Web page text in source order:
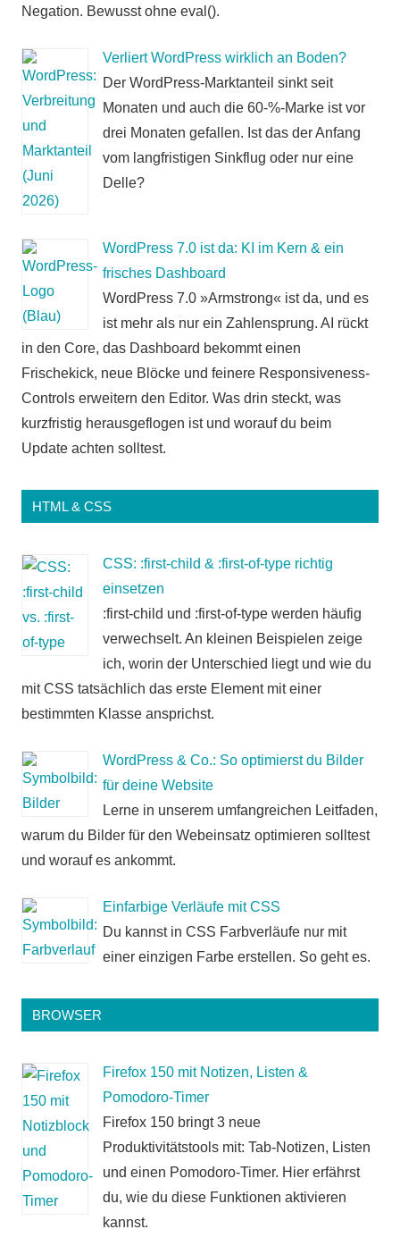
Negation. Bewusst ohne eval().
Verliert WordPress wirklich an Boden?
Der WordPress-Marktanteil sinkt seit
Monaten und auch die 60-%-Marke ist vor
drei Monaten gefallen. Ist das der Anfang
vom langfristigen Sinkflug oder nur eine
Delle?
WordPress 7.0 ist da: KI im Kern & ein
frisches Dashboard
WordPress 7.0 »Armstrong« ist da, und es
ist mehr als nur ein Zahlensprung. AI rückt
in den Core, das Dashboard bekommt einen
Frischekick, neue Blöcke und feinere Responsiveness-
Controls erweitern den Editor. Was drin steckt, was
kurzfristig herausgeflogen ist und worauf du beim
Update achten solltest.
HTML & CSS
CSS: :first-child & :first-of-type richtig
einsetzen
:first-child und :first-of-type werden häufig
verwechselt. An kleinen Beispielen zeige
ich, worin der Unterschied liegt und wie du
mit CSS tatsächlich das erste Element mit einer
bestimmten Klasse ansprichst.
WordPress & Co.: So optimierst du Bilder
für deine Website
Lerne in unserem umfangreichen Leitfaden,
warum du Bilder für den Webeinsatz optimieren solltest
und worauf es ankommt.
Einfarbige Verläufe mit CSS
Du kannst in CSS Farbverläufe nur mit
einer einzigen Farbe erstellen. So geht es.
BROWSER
Firefox 150 mit Notizen, Listen &
Pomodoro-Timer
Firefox 150 bringt 3 neue
Produktivitätstools mit: Tab-Notizen, Listen
und einen Pomodoro-Timer. Hier erfährst
du, wie du diese Funktionen aktivieren
kannst.